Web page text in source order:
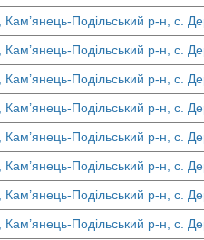
Подільський р-н, с.
Подільський р-н, с.
Подільський р-н, с.
Подільський р-н, с.
Подільський р-н, с.
Подільський р-н, с.
Подільський р-н, с.
Подільський р-н, с.